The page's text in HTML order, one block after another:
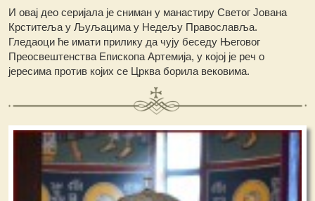
И овај део серијала је сниман у манастиру Светог Јована
Крститеља у Љуљацима у Недељу Православља.
Гледаоци ће имати прилику да чују беседу Његовог
Преосвештенства Епископа Артемија, у којој је реч о
јересима против којих се Црква борила вековима.